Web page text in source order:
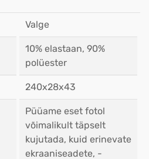
Valge
10% elastaan, 90%
polüester
240x28x43
Püüame eset fotol
võimalikult täpselt
kujutada, kuid erinevate
ekraaniseadete, -